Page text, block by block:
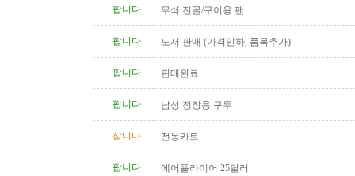
팝니다 무쇠 전골/구이용 팬
팝니다 도서 판매 (가격인하, 품목추가)
팝니다 판매완료
팝니다 남성 정장용 구두
삽니다 전동카트
팝니다 에어플라이어 25달러